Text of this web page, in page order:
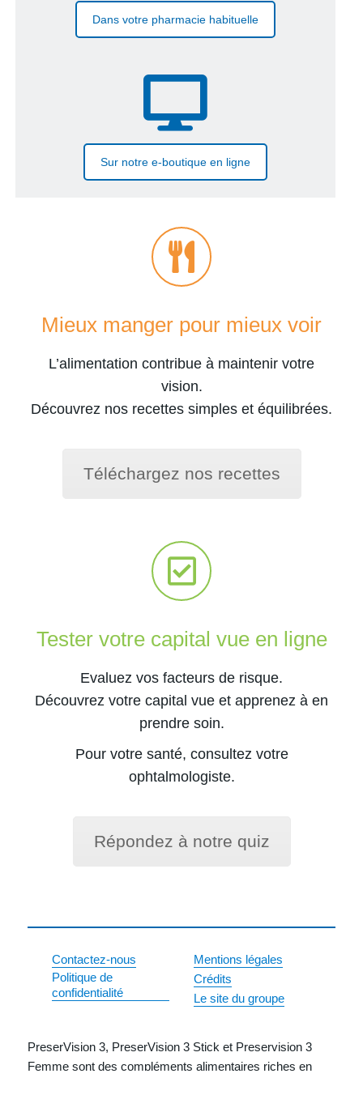
Dans votre pharmacie habituelle
Sur notre e-boutique en ligne
Mieux manger pour mieux voir
L’alimentation contribue à maintenir votre
vision.
Découvrez nos recettes simples et équilibrées.
Téléchargez nos recettes
Tester votre capital vue en ligne
Evaluez vos facteurs de risque.
Découvrez votre capital vue et apprenez à en
prendre soin.
Pour votre santé, consultez votre
ophtalmologiste.
Répondez à notre quiz
Contactez-nous
Mentions légales
Politique de
confidentialité
Crédits
Le site du groupe
PreserVision 3, PreserVision 3 Stick et Preservision 3
Femme sont des compléments alimentaires riches en